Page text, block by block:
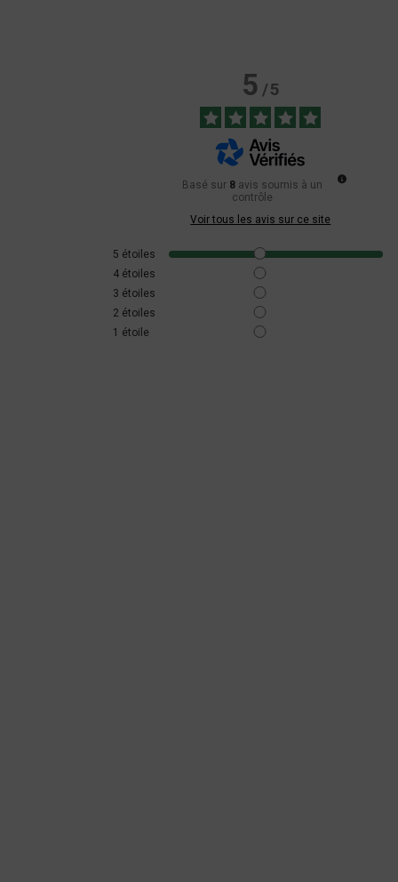
5/5
Basé sur 8 avis soumis à un
contrôle
Voir tous les avis sur ce site
5 étoiles
4 étoiles
3 étoiles
2 étoiles
1 étoile